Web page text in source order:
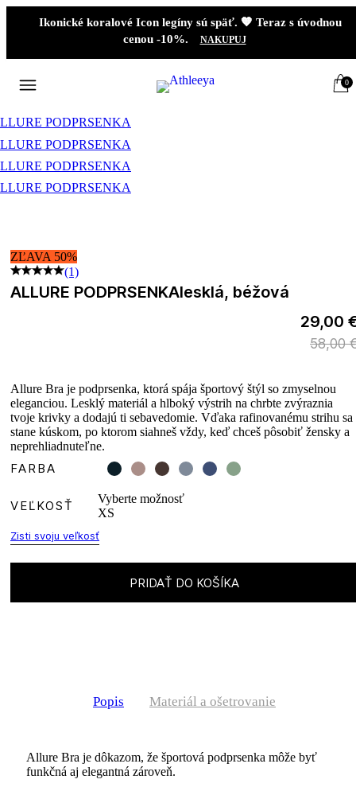
Ikonické koralové Icon legíny sú späť. 🧡 Teraz s úvodnou
cenou -10%.
NAKUPUJ
0
ZĽAVA 50%
(1)
ALLURE PODPRSENKAlesklá, béžová
29,00
58,00
Allure Bra je podprsenka, ktorá spája športový štýl so zmyselnou
eleganciou. Lesklý materiál a hlboký výstrih na chrbte zvýraznia
tvoje krivky a dodajú ti sebavedomie. Vďaka rafinovanému strihu sa
stane kúskom, po ktorom siahneš vždy, keď chceš pôsobiť žensky a
neprehliadnuteľne.
FARBA
VEĽKOSŤ
Vyberte možnosť
XS
Zisti svoju veľkosť
PRIDAŤ DO KOŠÍKA
Popis Materiál a ošetrovanie
Allure Bra je dôkazom, že športová podprsenka môže byť
funkčná aj elegantná zároveň.